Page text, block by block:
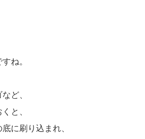
ね。
ど、
と、
に刷り込まれ、